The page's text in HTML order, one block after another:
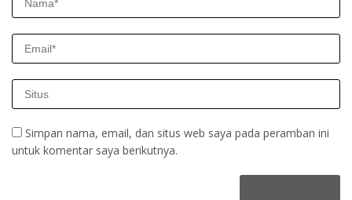
Simpan nama, email, dan situs web saya pada peramban ini
untuk komentar saya berikutnya.